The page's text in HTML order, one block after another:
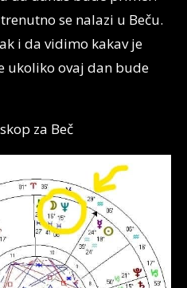
se nalazi u Beču.
i da vidimo kakav je
ukoliko ovaj dan bude
za Beč